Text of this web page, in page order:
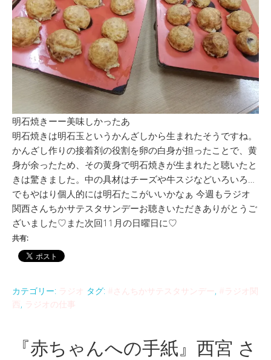
明石焼きーー美味しかったあ
明石焼きは明石玉というかんざしから生まれたそうですね。
かんざし作りの接着剤の役割を卵の白身が担ったことで、黄
身が余ったため、その黄身で明石焼きが生まれたと聴いたと
きは驚きました。中の具材はチーズや牛スジなどいろいろ…
でもやはり個人的には明石たこがいいかなぁ 今週もラジオ
関西さんちかサテスタサンデーお聴きいただきありがとうご
ざいました♡また次回11月の日曜日に♡
共有:
カテゴリー: ラジオ タグ: #さんちかサテスタサンデー, #ラジオ関
西, ラジオの仕事
『赤ちゃんへの手紙』西宮 さ